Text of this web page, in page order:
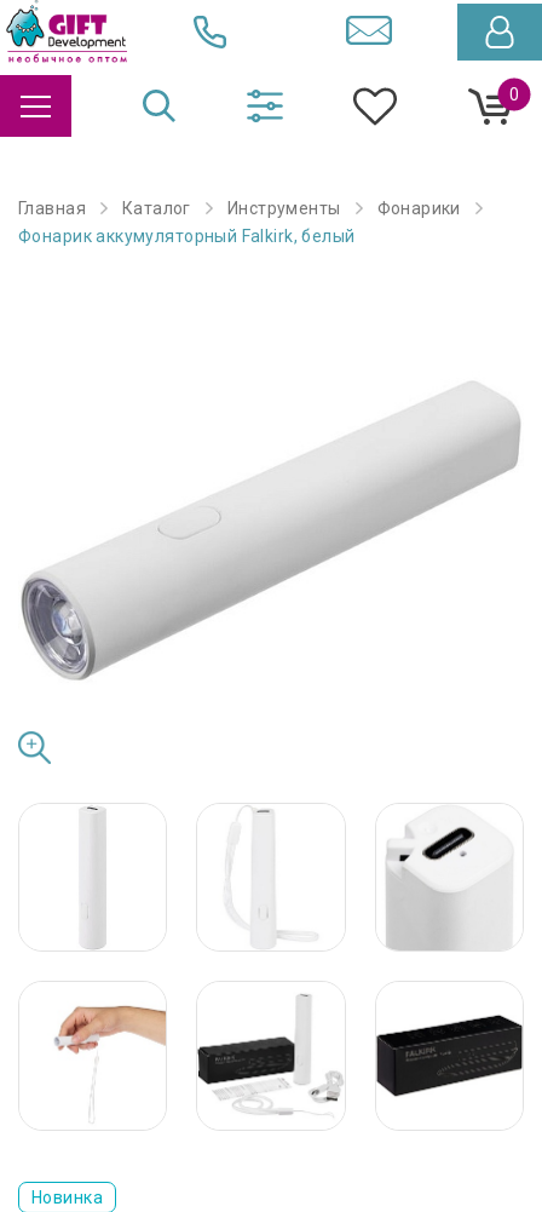
0
Главная Каталог Инструменты
Фонарики
Фонарик аккумуляторный Falkirk, белый
Новинка